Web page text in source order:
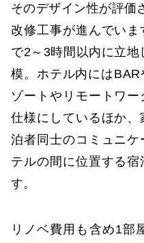
そのデザイン性が評価
改修工事が進んでい
で2～3時間以内に立
模。ホテル内には
ゾートやリモートワ
仕様にしているほか
泊者同士のコミュニ
テルの間に位置する
す。
リノベ費用も含め1部